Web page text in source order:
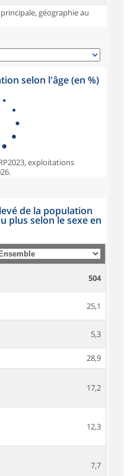
géographie au
selon l'âge (en %)
exploitations
de la population
plus selon le sexe en
504
25,1
5,3
28,9
17,2
12,3
7,7